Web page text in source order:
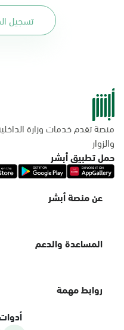
تسجيل
منصة تقدم خدمات وزارة
والزوار
حمل تطبيق أبشر
عن منصة أبشر
المساعدة والدعم
روابط مهمة